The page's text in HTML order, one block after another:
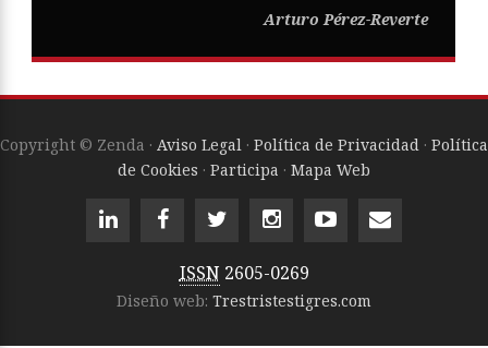
Arturo Pérez-Reverte
Copyright © Zenda · Aviso Legal · Política de Privacidad · Política
de Cookies · Participa · Mapa Web
ISSN 2605-0269
Diseño web: Trestristestigres.com